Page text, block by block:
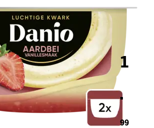
1
.
99